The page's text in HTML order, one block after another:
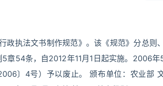
执法文书制作规范》。该《规范》分总则、
章54条，自2012年11月1日起实施。2006年
〕4号）予以废止。 颁布单位：农业部